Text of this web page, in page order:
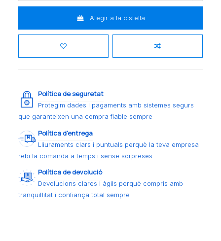
Afegir a la cistella
Política de seguretat
Protegim dades i pagaments amb sistemes segurs
que garanteixen una compra fiable sempre
Política d’entrega
Lliuraments clars i puntuals perquè la teva empresa
rebi la comanda a temps i sense sorpreses
Política de devolució
Devolucions clares i àgils perquè compris amb
tranquil·litat i confiança total sempre